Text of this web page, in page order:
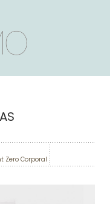
Zero Corporal